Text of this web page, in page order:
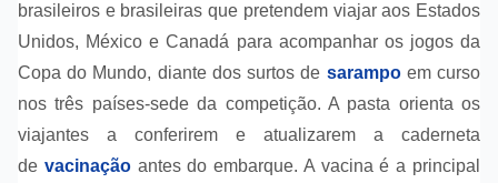
brasileiros e brasileiras que pretendem viajar aos Estados
Unidos, México e Canadá para acompanhar os jogos da
Copa do Mundo, diante dos surtos de sarampoem curso
nos três países-sede da competição. A pasta orienta os
viajantes a conferirem e atualizarem a caderneta
de vacinaçãoantes do embarque. A vacina é a principal